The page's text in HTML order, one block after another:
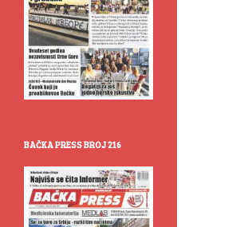
BAČKA PRESS BROJ 216